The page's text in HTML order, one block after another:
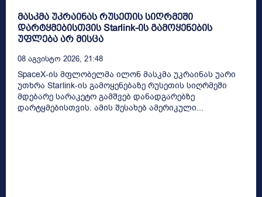
მასკმა უკრაინას რუსეთის სიღრმეში
დარტყმებისთვის Starlink-ის გამოყენების
უფლება არ მისცა
08 Აგვისტო 2026, 21:48
SpaceX-ის მფლობელმა ილონ მასკმა უკრაინას უარი
უთხრა Starlink-ის გამოყენებაზე რუსეთის სიღრმეში
მდებარე სარაკეტო გამშვებ დანადგარებზე
დარტყმებისთვის. ამის შესახებ ამერიკული...